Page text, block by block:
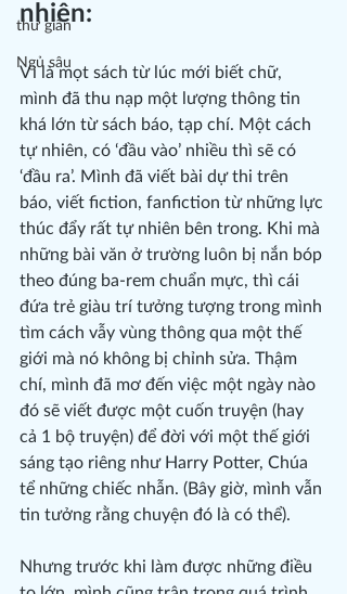
thư giãn
Ngủ sâu
nhiên:
Vì là mọt sách từ lúc mới biết chữ,
mình đã thu nạp một lượng thông tin
khá lớn từ sách báo, tạp chí. Một cách
tự nhiên, có ‘đầu vào’ nhiều thì sẽ có
‘đầu ra’. Mình đã viết bài dự thi trên
báo, viết fiction, fanfiction từ những lực
thúc đẩy rất tự nhiên bên trong. Khi mà
những bài văn ở trường luôn bị nắn bóp
theo đúng ba-rem chuẩn mực, thì cái
đứa trẻ giàu trí tưởng tượng trong mình
tìm cách vẫy vùng thông qua một thế
giới mà nó không bị chỉnh sửa. Thậm
chí, mình đã mơ đến việc một ngày nào
đó sẽ viết được một cuốn truyện (hay
cả 1 bộ truyện) để đời với một thế giới
sáng tạo riêng như Harry Potter, Chúa
tể những chiếc nhẫn. (Bây giờ, mình vẫn
tin tưởng rằng chuyện đó là có thể).
Nhưng trước khi làm được những điều